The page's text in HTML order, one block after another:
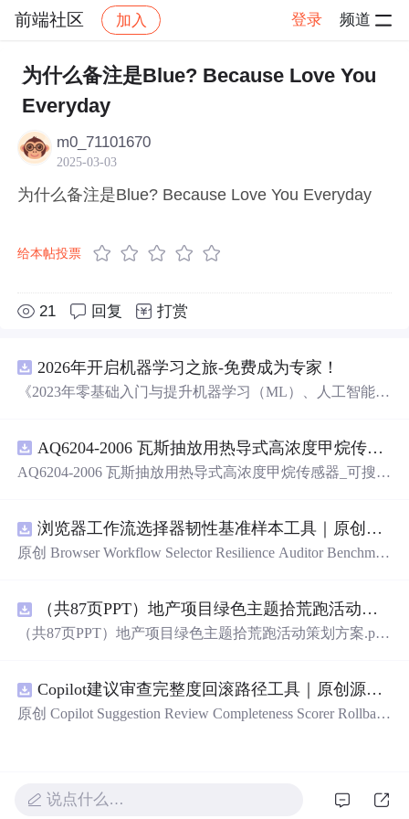
前端社区 加入 登录 频道
社区 前端社区 感慨
为什么备注是Blue? Because Love You
Everyday
m0_71101670
2025-03-03
为什么备注是Blue? Because Love You Everyday
给本帖投票
21 回复 打赏
2026年开启机器学习之旅-免费成为专家！
《2023年零基础入门与提升机器学习（ML）、人工智能
AQ6204-2006 瓦斯抽放用热导式高浓度甲烷传感器-可搜索.pdf
AQ6204-2006 瓦斯抽放用热导式高浓度甲烷传感器_可搜
浏览器工作流选择器韧性基准样本工具｜原创源码+测试+离线报告
原创 Browser Workflow Selector Resilience Auditor Benchmar
建立固定样本、权重和验收区间，比较不同批次的准确
率、覆盖率与效率；本地网页、JSON/HTML/SVG报告、
图、README、运行说明、MIT License及原创授权声明。
适合开发者进行工程预检、质量审查和交付复核；Node.js
18+可直接运行，零第三方运行依赖。
（共87页PPT）地产项目绿色主题拾荒跑活动策划方案.pptx
（共87页PPT）地产项目绿色主题拾荒跑活动策划方案.ppt
Copilot建议审查完整度回滚路径工具｜原创源码+测试+离线报告
原创 Copilot Suggestion Review Completeness Scorer Rollback
成状态建图；本地网页、JSON/HTML/SVG报告、测试与
示例。压缩包包含完整源码、3项自动化测试、可复现示
说点什么…